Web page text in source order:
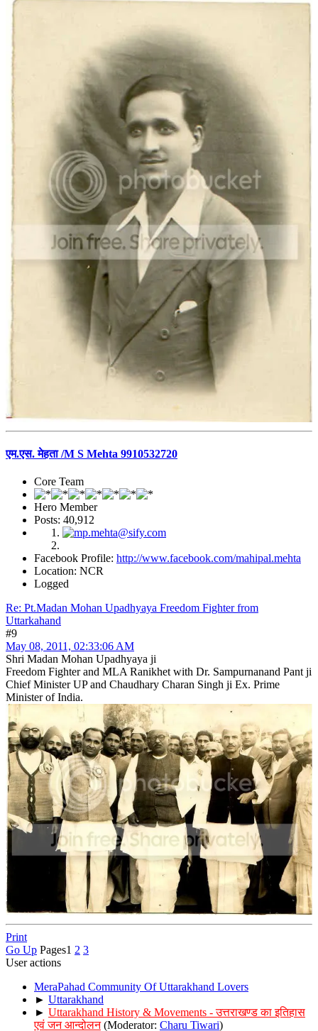
एम.एस. मेहता /M S Mehta 9910532720
Core Team
Hero Member
Posts: 40,912
Facebook Profile: http://www.facebook.com/mahipal.mehta
Location: NCR
Logged
Re: Pt.Madan Mohan Upadhyaya Freedom Fighter from
Uttarkahand
#9
May 08, 2011, 02:33:06 AM
Shri Madan Mohan Upadhyaya ji
Freedom Fighter and MLA Ranikhet with Dr. Sampurnanand Pant ji
Chief Minister UP and Chaudhary Charan Singh ji Ex. Prime
Minister of India.
Print
Go Up Pages1 2 3
User actions
MeraPahad Community Of Uttarakhand Lovers
► Uttarakhand
► Uttarakhand History & Movements - उत्तराखण्ड का इतिहास
एवं जन आन्दोलन (Moderator: Charu Tiwari)